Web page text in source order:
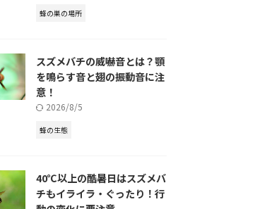
蜂の巣の場所
スズメバチの威嚇音とは？顎
を鳴らす音と翅の振動音に注
意！
2026/8/5
蜂の生態
40℃以上の酷暑日はスズメバ
チもイライラ・ぐったり！行